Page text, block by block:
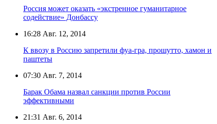
Россия может оказать «экстренное гуманитарное
содействие» Донбассу
16:28 Авг. 12, 2014
К ввозу в Россию запретили фуа-гра, прошутто, хамон и
паштеты
07:30 Авг. 7, 2014
Барак Обама назвал санкции против России
эффективными
21:31 Авг. 6, 2014